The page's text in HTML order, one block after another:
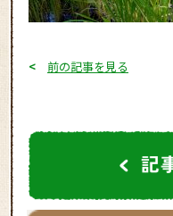
< 前の記事を見る